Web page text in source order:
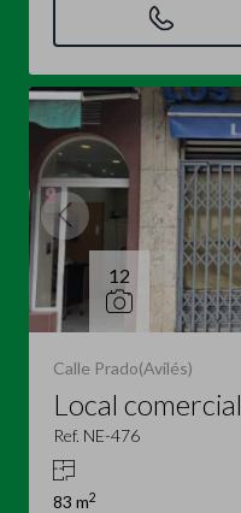
12
Calle Prado(Avilés)
Local comercial
Ref. NE-476
83 m2